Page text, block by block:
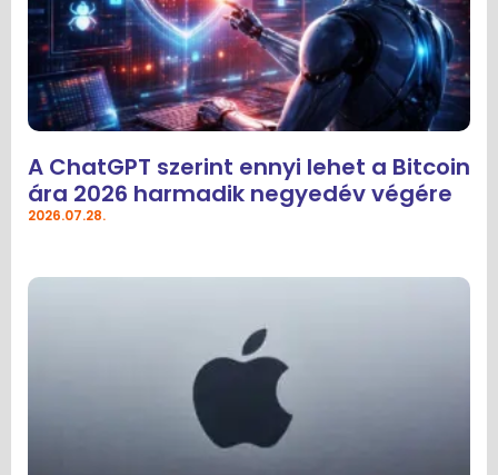
A ChatGPT szerint ennyi lehet a Bitcoin
ára 2026 harmadik negyedév végére
2026.07.28.